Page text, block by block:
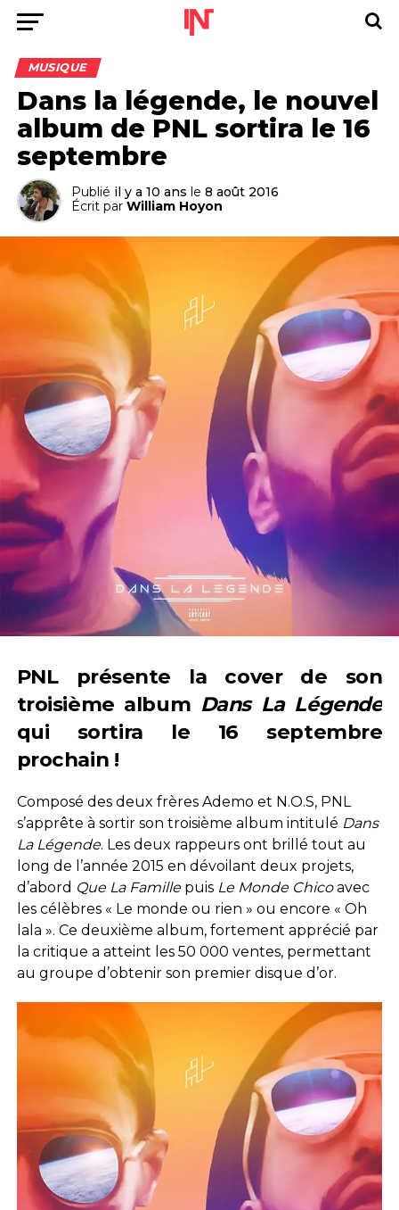
MUSIQUE
Dans la légende, le nouvel
album de PNL sortira le 16
septembre
Publié il y a 10 ans le 8 août 2016
Écrit par William Hoyon
PNL présente la cover de son
troisième album Dans La Légende
qui sortira le 16 septembre
prochain !
Composé des deux frères Ademo et N.O.S, PNL
s’apprête à sortir son troisième album intitulé Dans
La Légende. Les deux rappeurs ont brillé tout au
long de l’année 2015 en dévoilant deux projets,
d’abord Que La Famille puis Le Monde Chicoavec
les célèbres « Le monde ou rien » ou encore « Oh
lala ». Ce deuxième album, fortement apprécié par
la critique a atteint les 50 000 ventes, permettant
au groupe d’obtenir son premier disque d’or.